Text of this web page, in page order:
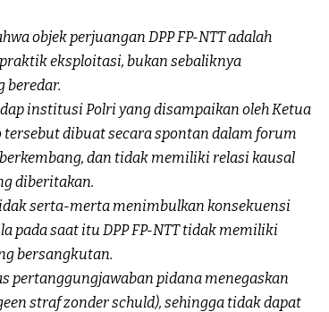
objek perjuangan DPP FP-NTT adalah
eksploitasi, bukan sebaliknya
beredar.
institusi Polri yang disampaikan oleh Ketua
tersebut dibuat secara spontan dalam forum
dan tidak memiliki relasi kausal
diberitakan.
serta-merta menimbulkan konsekuensi
pada saat itu DPP FP-NTT tidak memiliki
bersangkutan.
pertanggungjawaban pidana menegaskan
straf zonder schuld), sehingga tidak dapat